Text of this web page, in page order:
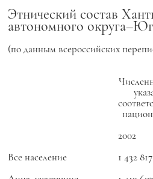
Этнический состав
автономного
(по данным всероссийских
2002
Все население
1 432 817